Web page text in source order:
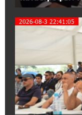
предложением
15:50:50
2026-08-3 22:41:05